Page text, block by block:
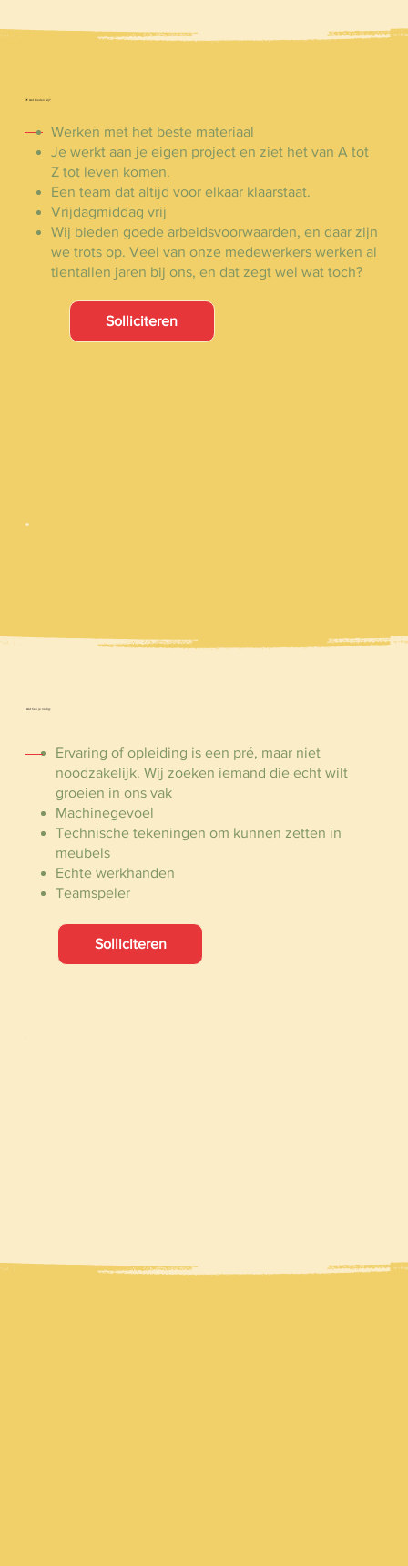
🌟 Wat bieden wij?
Werken met het beste materiaal
Je werkt aan je eigen project en ziet het van A tot
Z tot leven komen.
Een team dat altijd voor elkaar klaarstaat.
Vrijdagmiddag vrij
Wij bieden goede arbeidsvoorwaarden, en daar zijn
we trots op. Veel van onze medewerkers werken al
tientallen jaren bij ons, en dat zegt wel wat toch?
Solliciteren
Wat heb je nodig:
Ervaring of opleiding is een pré, maar niet
noodzakelijk. Wij zoeken iemand die echt wilt
groeien in ons vak
Machinegevoel
Technische tekeningen om kunnen zetten in
meubels
Echte werkhanden
Teamspeler
Solliciteren